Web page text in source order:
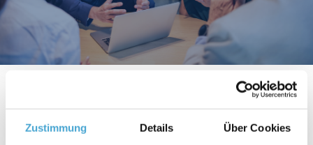
Zustimmung Details Über Cookies
Extracto del libro blanco "RESYST" - Fraunhofer
Produktion